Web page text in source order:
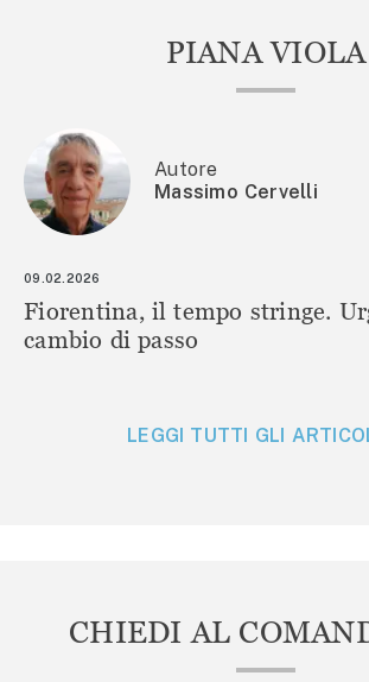
PIANA VIOLA
Autore
Massimo Cervelli
09.02.2026
Fiorentina, il tempo stringe.
cambio di passo
LEGGI TUTTI GLI
CHIEDI AL